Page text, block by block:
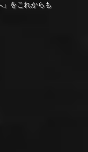
」をこれからも